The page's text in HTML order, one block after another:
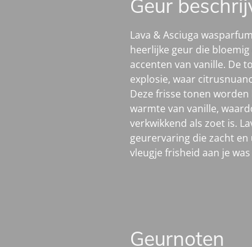
Geur
Lava & Asciuga
heerlijke geur die
accenten van vanille. De
explosie, waar
Deze frisse tonen
warmte van vanille,
verkwikkend als zoet is.
geurervaring die zacht
vleugje frisheid aan je
Geurnoten